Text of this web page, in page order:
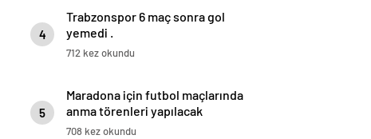
4
Trabzonspor 6 maç sonra gol
yemedi .
712 kez okundu
5
Maradona için futbol maçlarında
anma törenleri yapılacak
708 kez okundu